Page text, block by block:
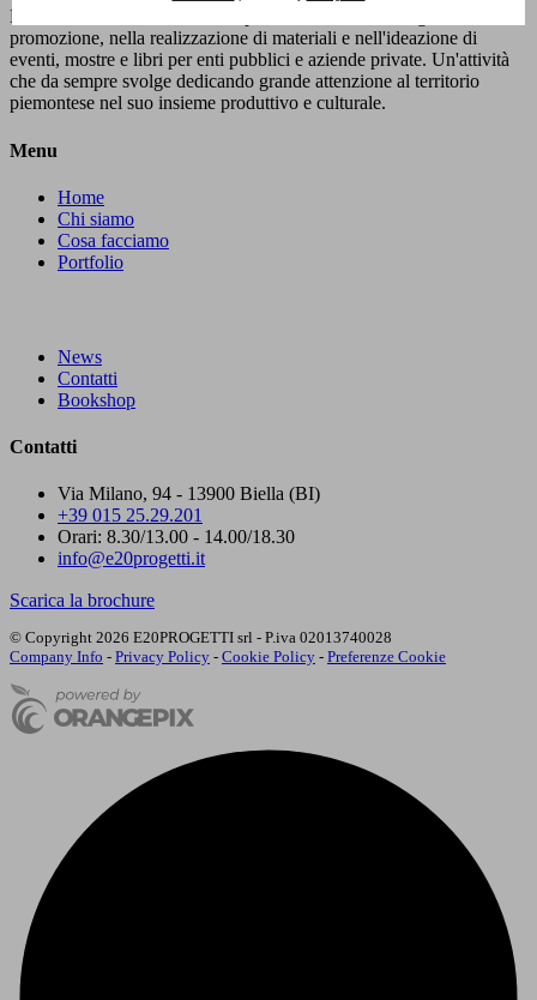
Dal 1992
promozione, nella realizzazione di materiali e nell'ideazione di
eventi, mostre e libri per enti pubblici e aziende private. Un'attività
che da sempre svolge dedicando grande attenzione al territorio
piemontese nel suo insieme produttivo e culturale.
Menu
Home
Chi siamo
Cosa facciamo
Portfolio
News
Contatti
Bookshop
Contatti
Via Milano, 94 - 13900 Biella (BI)
+39 015 25.29.201
Orari: 8.30/13.00 - 14.00/18.30
info@e20progetti.it
Scarica la brochure
© Copyright 2026 E20PROGETTI srl - P.iva 02013740028
Company Info - Privacy Policy - Cookie Policy - Preferenze Cookie